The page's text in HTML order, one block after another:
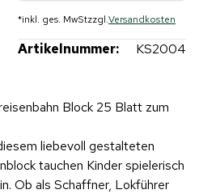
*inkl. ges. MwStzzgl.Versandkosten
Artikelnummer: KS2004
Block 25 Blatt zum
liebevoll gestalteten
tauchen Kinder spielerisch
Ob als Schaffner, Lokführer